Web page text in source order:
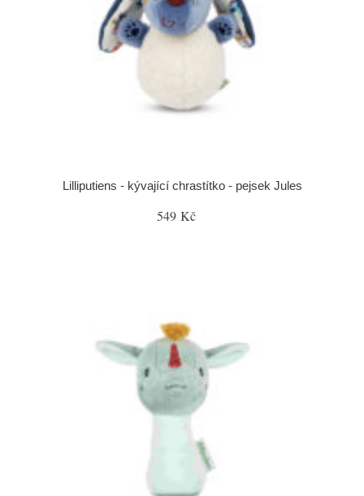
Lilliputiens - kývající chrastítko - pejsek Jules
549 Kč